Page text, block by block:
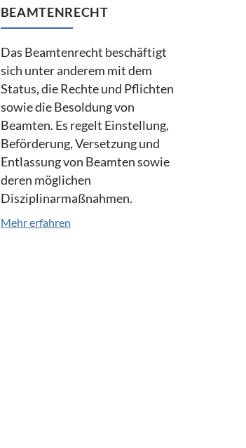
BEAMTENRECHT
Das Beamtenrecht beschäftigt
sich unter anderem mit dem
Status, die Rechte und Pflichten
sowie die Besoldung von
Beamten. Es regelt Einstellung,
Beförderung, Versetzung und
Entlassung von Beamten sowie
deren möglichen
Disziplinarmaßnahmen.
Mehr erfahren